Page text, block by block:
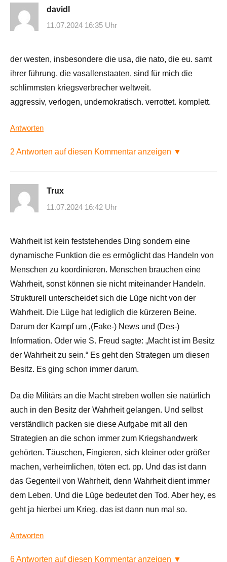
davidl
11.07.2024 16:35 Uhr
der westen, insbesondere die usa, die nato, die eu. samt
ihrer führung, die vasallenstaaten, sind für mich die
schlimmsten kriegsverbrecher weltweit.
aggressiv, verlogen, undemokratisch. verrottet. komplett.
Antworten
2 Antworten auf diesen Kommentar anzeigen ▼
Trux
11.07.2024 16:42 Uhr
Wahrheit ist kein feststehendes Ding sondern eine
dynamische Funktion die es ermöglicht das Handeln von
Menschen zu koordinieren. Menschen brauchen eine
Wahrheit, sonst können sie nicht miteinander Handeln.
Strukturell unterscheidet sich die Lüge nicht von der
Wahrheit. Die Lüge hat lediglich die kürzeren Beine.
Darum der Kampf um ‚(Fake-) News und (Des-)
Information. Oder wie S. Freud sagte: „Macht ist im Besitz
der Wahrheit zu sein.“ Es geht den Strategen um diesen
Besitz. Es ging schon immer darum.
Da die Militärs an die Macht streben wollen sie natürlich
auch in den Besitz der Wahrheit gelangen. Und selbst
verständlich packen sie diese Aufgabe mit all den
Strategien an die schon immer zum Kriegshandwerk
gehörten. Täuschen, Fingieren, sich kleiner oder größer
machen, verheimlichen, töten ect. pp. Und das ist dann
das Gegenteil von Wahrheit, denn Wahrheit dient immer
dem Leben. Und die Lüge bedeutet den Tod. Aber hey, es
geht ja hierbei um Krieg, das ist dann nun mal so.
Antworten
6 Antworten auf diesen Kommentar anzeigen ▼